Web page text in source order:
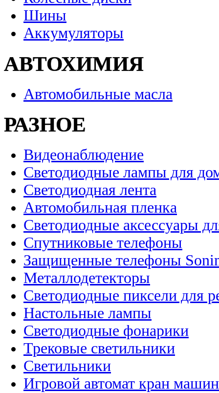
Шины
Аккумуляторы
АВТОХИМИЯ
Автомобильные масла
РАЗНОЕ
Видеонаблюдение
Светодиодные лампы для
Светодиодная лента
Автомобильная пленка
Светодиодные аксессуары
Спутниковые телефоны
Защищенные телефоны
Металлодетекторы
Светодиодные пиксели для
Настольные лампы
Светодиодные фонарики
Трековые светильники
Светильники
Игровой автомат кран